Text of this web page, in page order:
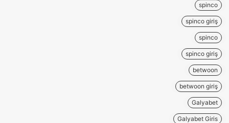
spinco
spinco giriş
spinco
spinco giriş
betwoon
betwoon giriş
Galyabet
Galyabet Giris